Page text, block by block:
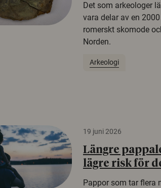
Det som arkeologer
vara delar av en
romerskt skomode
Norden.
Arkeologi
19 juni 2026
Längre
lägre risk för
Pappor som tar flera